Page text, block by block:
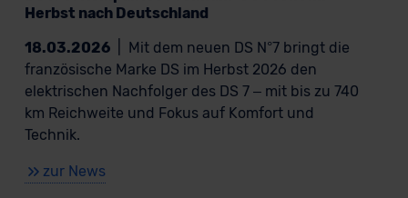
Herbst nach Deutschland
18.03.2026
Mit dem neuen DS N°7 bringt die
französische Marke DS im Herbst 2026 den
elektrischen Nachfolger des DS 7 – mit bis zu 740
km Reichweite und Fokus auf Komfort und
Technik.
zur News